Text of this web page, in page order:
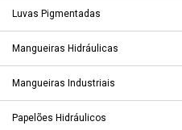
Luvas Pigmentadas
Mangueiras Hidráulicas
Mangueiras Industriais
Papelões Hidráulicos